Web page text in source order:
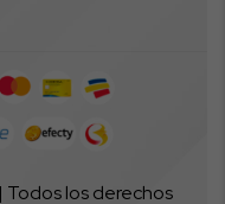
los derechos